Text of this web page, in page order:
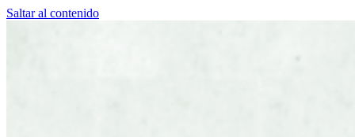
Saltar al contenido